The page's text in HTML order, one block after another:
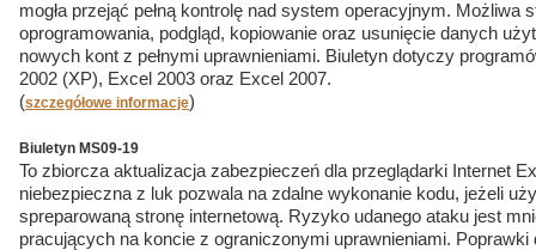
mogła przejąć pełną kontrolę nad system operacyjnym. Możliwa
oprogramowania, podgląd, kopiowanie oraz usunięcie danych
nowych kont z pełnymi uprawnieniami. Biuletyn dotyczy
2002 (XP), Excel 2003 oraz Excel 2007.
(szczegółowe informacje)
Biuletyn MS09-19
To zbiorcza aktualizacja zabezpieczeń dla przeglądarki Internet
niebezpieczna z luk pozwala na zdalne wykonanie kodu, jeżeli
spreparowaną stronę internetową. Ryzyko udanego ataku jest
pracujących na koncie z ograniczonymi uprawnieniami.